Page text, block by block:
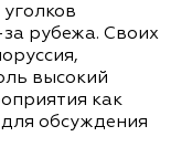
рубежа. Своих
высокий
как
обсуждения